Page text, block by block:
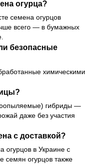
огурца?
семена огурцов
всего — в бумажных
безопасные
химическими
гибриды —
даже без участия
с доставкой?
огурцов в Украине с
семян огурцов также